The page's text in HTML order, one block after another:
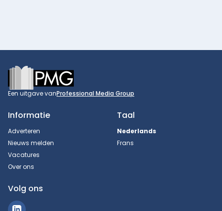
Footer
Een uitgave vanProfessional Media Group
Informatie
Adverteren
Nieuws melden
Vacatures
Over ons
Taal
Nederlands
Frans
Volg ons